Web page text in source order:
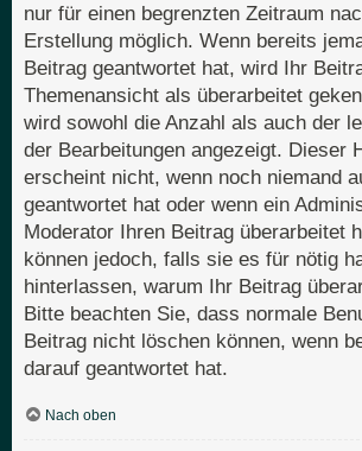
nur für einen begrenzten Zeitraum
Erstellung möglich. Wenn bereits
Beitrag geantwortet hat, wird Ihr
Themenansicht als überarbeitet
wird sowohl die Anzahl als auch der
der Bearbeitungen angezeigt. Dieser
erscheint nicht, wenn noch niemand
geantwortet hat oder wenn ein
Moderator Ihren Beitrag überarbeitet
können jedoch, falls sie es für nötig
hinterlassen, warum Ihr Beitrag
Bitte beachten Sie, dass normale
Beitrag nicht löschen können, wenn
darauf geantwortet hat.
Nach oben